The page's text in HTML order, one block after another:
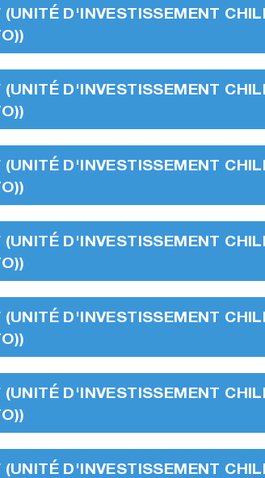
(UNITÉ D'INVESTISSEMENT
(UNITÉ D'INVESTISSEMENT
(UNITÉ D'INVESTISSEMENT
(UNITÉ D'INVESTISSEMENT
(UNITÉ D'INVESTISSEMENT
(UNITÉ D'INVESTISSEMENT
(UNITÉ D'INVESTISSEMENT